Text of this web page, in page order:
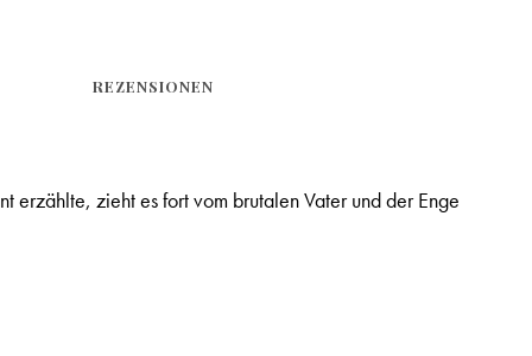
REZENSIONEN
erzählte, zieht es fort vom brutalen Vater und der Enge